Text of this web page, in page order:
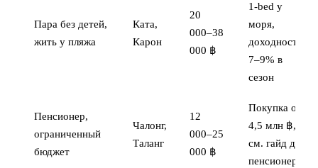
Пара без детей,
жить у пляжа
Ката,
Карон
20
000–38
000 ฿
1-bed у
моря,
доходность
7–9% в
сезон
Пенсионер,
ограниченный
бюджет
Чалонг,
Таланг
12
000–25
000 ฿
Покупка от
4,5 млн ฿,
см. гайд для
пенсионеров